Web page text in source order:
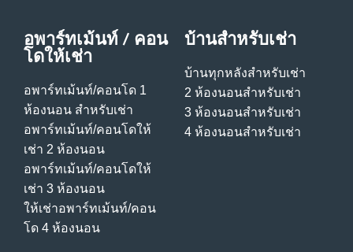
อพาร์ทเม้นท์ / คอน
โดให้เช่า
อพาร์ทเม้นท์/คอนโด 1
ห้องนอน สําหรับเช่า
อพาร์ทเม้นท์/คอนโดให้
เช่า 2 ห้องนอน
อพาร์ทเม้นท์/คอนโดให้
เช่า 3 ห้องนอน
ให้เช่าอพาร์ทเม้นท์/คอน
โด 4 ห้องนอน
บ้านสําหรับเช่า
บ้านทุกหลังสําหรับเช่า
2 ห้องนอนสําหรับเช่า
3 ห้องนอนสําหรับเช่า
4 ห้องนอนสําหรับเช่า